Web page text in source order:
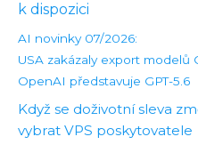
k dispozici
AI novinky 07/2026:
USA zakázaly export modelů
OpenAI představuje GPT-5.6
Když se doživotní sleva
vybrat VPS poskytovatele